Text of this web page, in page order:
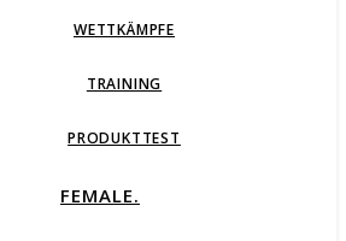
WETTKÄMPFE
TRAINING
PRODUKTTEST
FEMALE.